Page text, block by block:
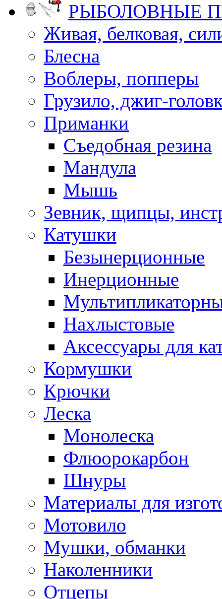
РЫБОЛОВНЫЕ
Живая, белковая,
Блесна
Воблеры, попперы
Грузило, джиг-
Приманки
Съедобная резина
Мандула
Мышь
Зевник, щипцы,
Катушки
Безынерционные
Инерционные
Нахлыстовые
Аксессуары для
Кормушки
Крючки
Леска
Монолеска
Флюорокарбон
Шнуры
Материалы для
Мотовило
Мушки, обманки
Наколенники
Отцепы